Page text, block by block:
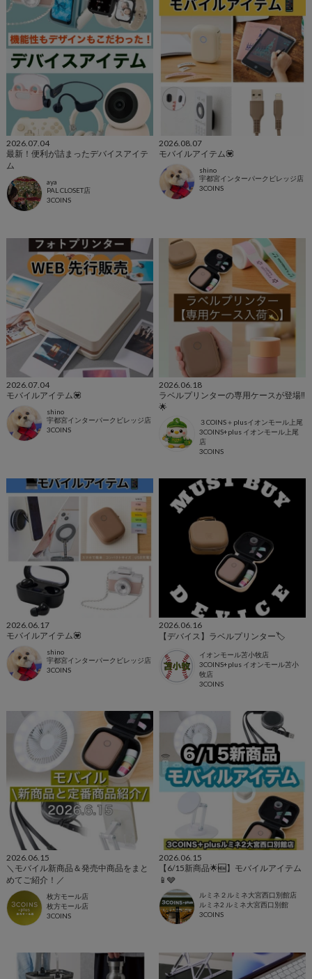
2026.07.04
最新！便利が詰まったデバイスアイテ
ム
aya
PAL CLOSET店
3COINS
2026.08.07
モバイルアイテム💟
shino
宇都宮インターパークビレッジ店
3COINS
2026.07.04
モバイルアイテム💟
shino
宇都宮インターパークビレッジ店
3COINS
2026.06.18
ラベルプリンターの専用ケースが登場‼︎
🌟
３COINS＋plusイオンモール上尾
3COINS+plus イオンモール上尾
店
3COINS
2026.06.17
モバイルアイテム💟
shino
宇都宮インターパークビレッジ店
3COINS
2026.06.16
【デバイス】ラベルプリンター🏷️
イオンモール苫小牧店
3COINS+plus イオンモール苫小
牧店
3COINS
2026.06.15
＼モバイル新商品＆発売中商品をまと
めてご紹介！／
枚方モール店
枚方モール店
3COINS
2026.06.15
【6/15新商品🌟🆕】モバイルアイテム
📱🩶
ルミネ２ルミネ大宮西口別館店
ルミネ2 ルミネ大宮西口別館
3COINS